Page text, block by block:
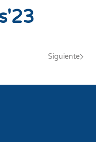
Siguiente